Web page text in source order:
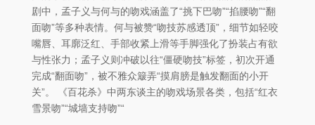
剧中，孟子义与何与的吻戏涵盖了“挑下巴吻”“掐腰吻”“翻
面吻”等多种表情。何与被赞“吻技苏感透顶”，细节如轻咬
嘴唇、耳廓泛红、手部收紧上滑等手脚强化了扮装占有欲
与性张力；孟子义则冲破以往“僵硬吻技”标签，初次开通
完成“翻面吻”，被不雅众簸弄“摸肩膀是触发翻面的小开
关”。 《百花杀》中两东谈主的吻戏场景各类，包括“红衣
雪景吻”“城墙支持吻”“